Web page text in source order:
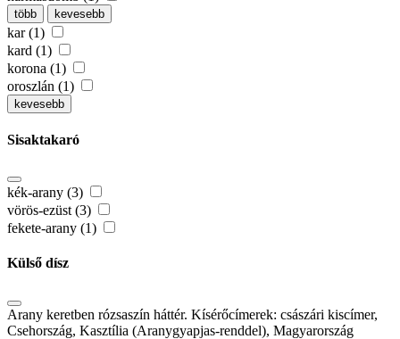
több kevesebb
kar (1)
kard (1)
korona (1)
oroszlán (1)
kevesebb
Sisaktakaró
kék-arany (3)
vörös-ezüst (3)
fekete-arany (1)
Külső dísz
Arany keretben rózsaszín háttér. Kísérőcímerek: császári kiscímer,
Csehország, Kasztília (Aranygyapjas-renddel), Magyarország